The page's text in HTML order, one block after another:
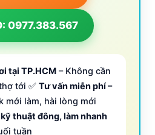
0977.383.567
tại TP.HCM – Không cần
tới ✅ Tư vấn miễn phí –
mới làm, hài lòng mới
thuật đông, làm nhanh
tuần